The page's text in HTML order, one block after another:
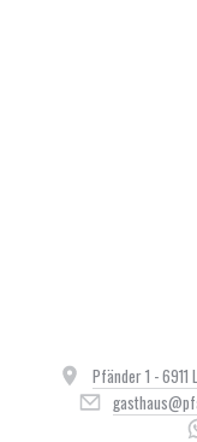
Pfänder 1 - 6911